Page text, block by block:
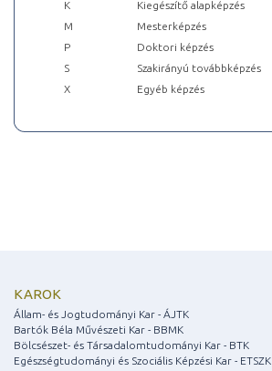
K
Kiegészítő alapképzés
M
Mesterképzés
P
Doktori képzés
S
Szakirányú továbbképzés
X
Egyéb képzés
KAROK
Állam- és Jogtudományi Kar - ÁJTK
Bartók Béla Művészeti Kar - BBMK
Bölcsészet- és Társadalomtudományi Kar - BTK
Egészségtudományi és Szociális Képzési Kar - ETSZK